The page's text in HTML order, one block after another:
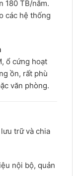
180 TB/năm.
các hệ thống
ổ cứng hoạt
ồn, rất phù
văn phòng.
trữ và chia
nội bộ, quản